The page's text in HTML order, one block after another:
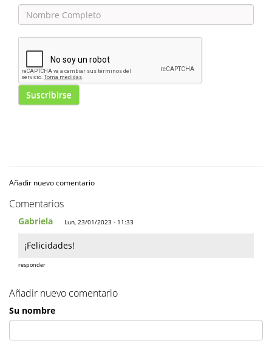
Suscribirse
Añadir nuevo comentario
Comentarios
Gabriela Lun, 23/01/2023 - 11:33
¡Felicidades!
responder
Añadir nuevo comentario
Su nombre